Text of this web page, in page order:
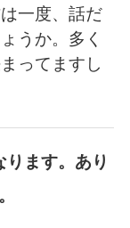
一度、話だ
うか。多く
ってますし
ります。あり